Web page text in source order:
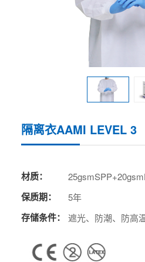
隔离衣AAMI LEVEL 3
材质：
保质期： 5年
存储条件： 遮光、防潮、防高